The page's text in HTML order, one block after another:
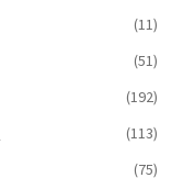
(11)
(51)
(192)
(113)
(75)